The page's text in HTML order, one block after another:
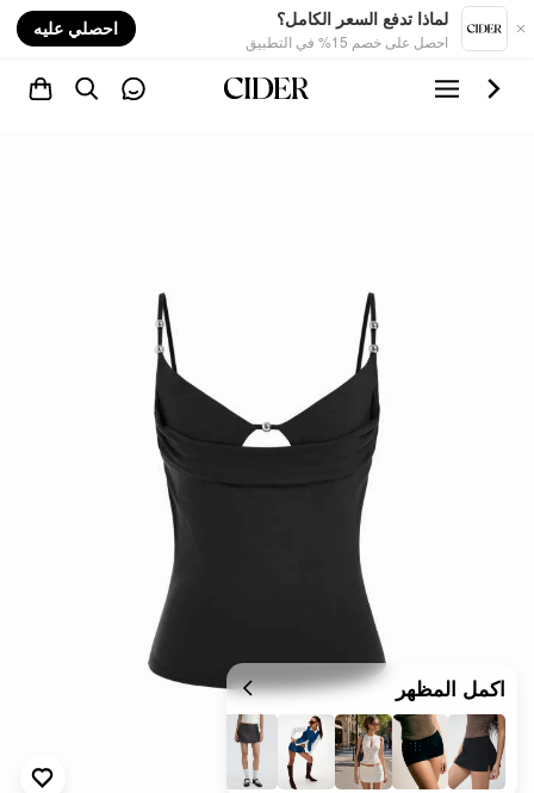
لماذا تدفع السعر الكامل؟
احصل على خصم 15% في التطبيق
احصلي عليه
اكمل المظهر